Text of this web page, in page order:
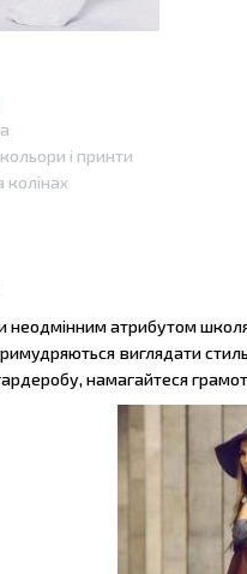
і принти
колінах
атрибутом
виглядати
намагайтеся